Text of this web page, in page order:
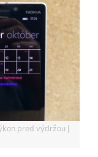
pred výdržou